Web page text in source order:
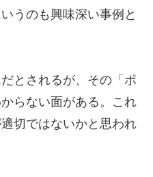
うのも興味深い事例と
とされるが、その「ポ
らない面がある。これ
切ではないかと思われ